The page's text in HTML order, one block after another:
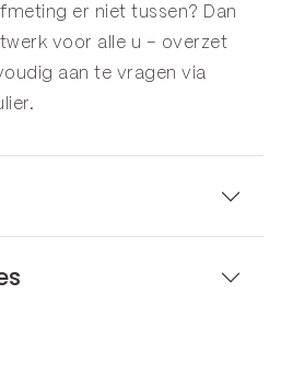
er niet tussen? Dan
voor alle u – overzet
aan te vragen via
.